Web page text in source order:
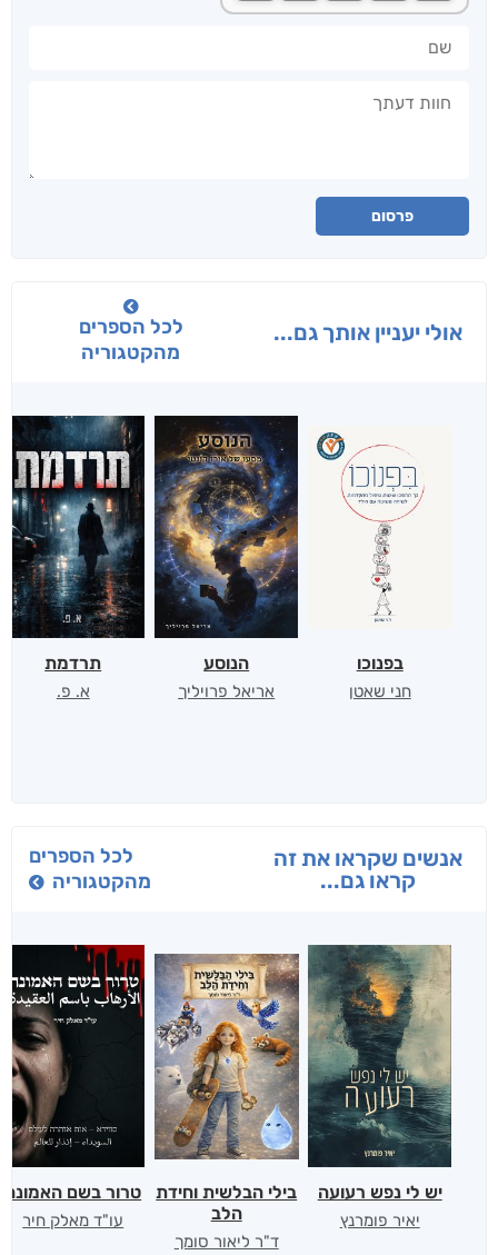
פרסום
אולי יעניין אותך גם...
לכל הספרים
מהקטגוריה
בפנוכו
חני שאטן
הנוסע
אריאל פרויליך
תרדמת
א. פ.
אנשים שקראו את זה
קראו גם...
לכל הספרים
מהקטגוריה
יש לי נפש רעועה
יאיר פומרנץ
בילי הבלשית וחידת
הלב
ד"ר ליאור סומך
טרור בשם האמונה
עו"ד מאלק חיר